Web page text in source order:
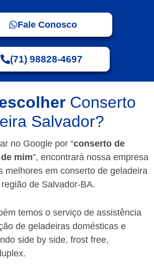
Fale Conosco
(71) 98828-4697
Conserto
Salvador?
no Google por “conserto de
mim”, encontrará nossa empresa
melhores em conserto de geladeira
de Salvador-BA.
temos o serviço de assistência
de geladeiras domésticas e
side by side, frost free,